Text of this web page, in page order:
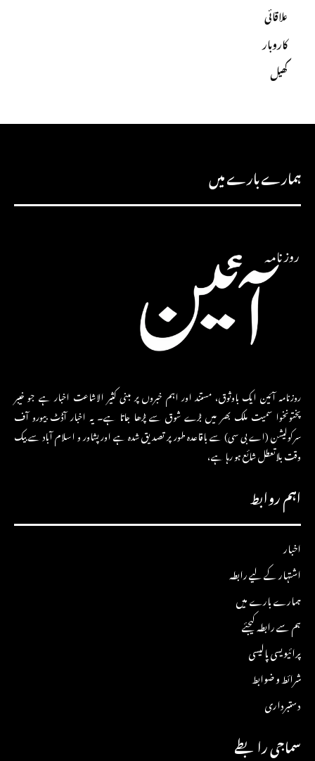
علاقائی
کاروبار
کھیل
ہمارے بارے میں
روزنامہ آئین ایک باوثوق، مستند اور اہم خبروں پر مبنی کثیر الاشاعت اخبار ہے جو خیبر
پختونخوا سمیت ملک بھر میں بڑے شوق سے پڑھا جاتا ہے۔ یہ اخبار آڈٹ بیورو آف
سرکولیشن (اے بی سی) سے باقاعدہ طور پر تصدیق شدہ ہے اور پشاور و اسلام آباد سے بیک
وقت بلاتعطل شائع ہو رہا ہے،
اہم روابط
اخبار
اشتہار کے لیے رابطہ
ہمارے بارے میں
ہم سے رابطہ کیجئے
پرائیویسی پالیسی
شرائط و ضوابط
دستبرداری
سماجی رابطے